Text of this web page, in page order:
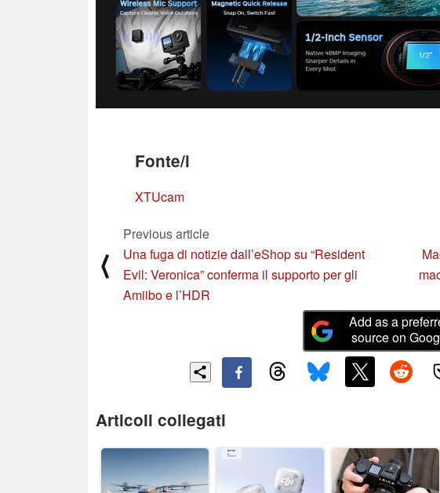
Fonte/i
XTUcam
⟨
Previous article
Una fuga di notizie dall’eShop su “Resident
Evil: Veronica” conferma il supporto per gli
Amiibo e l’HDR
Add as a
source on
Articoli collegati